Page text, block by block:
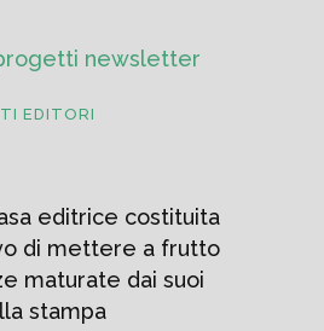
EDITORI
editrice costituita
di mettere a frutto
maturate dai suoi
stampa